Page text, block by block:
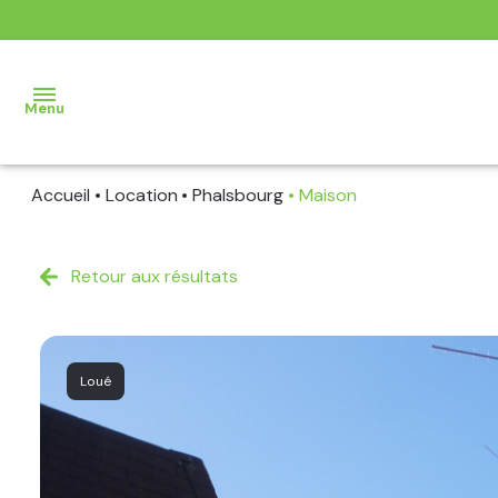
Menu
VENTE
BIENS
VENDUS
Accueil Location Phalsbourg Maison
Retour aux résultats
Loué